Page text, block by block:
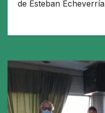
de Esteban